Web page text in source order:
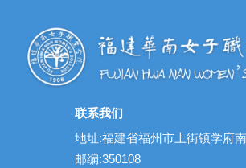
联系我们
地址:福建省福州市上街镇学府
邮编:350108